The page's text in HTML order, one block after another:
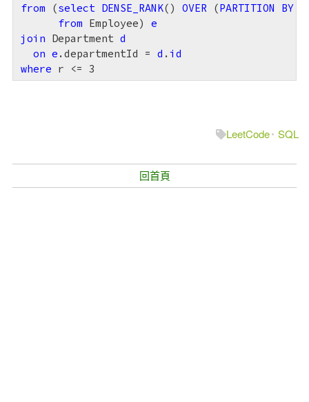
from (select DENSE_RANK() OVER (PARTITION BY
from Employee) e
join Department d
on e .departmentId = d . id
where r <= 3
LeetCode SQL
回首頁